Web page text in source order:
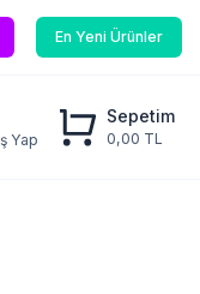
En Yeni Ürünler
Yap
Sepetim
0,00 TL